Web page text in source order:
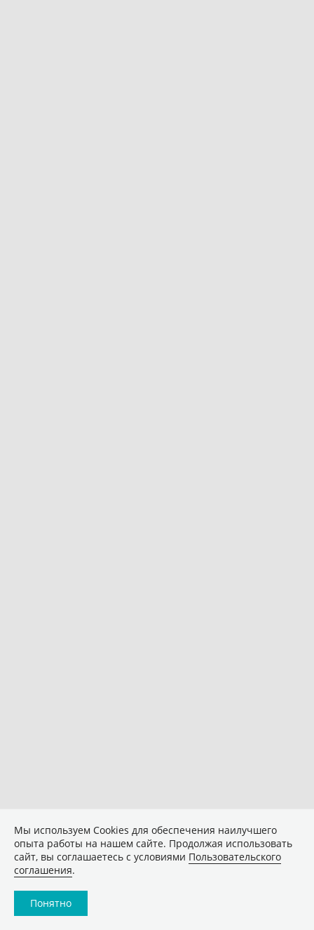
Мы используем Сookies для обеспечения наилучшего
опыта работы на нашем сайте. Продолжая использовать
сайт, вы соглашаетесь с условиями Пользовательского
соглашения.
Понятно